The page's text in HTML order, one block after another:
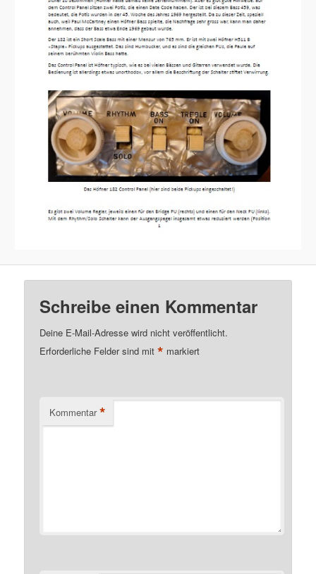
Schreibe einen Kommentar
Deine E-Mail-Adresse wird nicht veröffentlicht.
Erforderliche Felder sind mit* markiert
Kommentar *